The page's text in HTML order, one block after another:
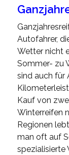
Autofahrer,
Wetter nicht
Sommer- zu
sind auch für
Kauf von
Winterreifen
Regionen
man oft auf
spezialisierte